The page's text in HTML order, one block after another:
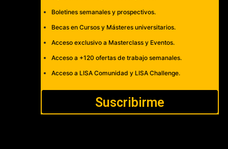
Boletines semanales y prospectivos.
Becas en Cursos y Másteres universitarios.
Acceso exclusivo a Masterclass y Eventos.
Acceso a +120 ofertas de trabajo semanales.
Acceso a LISA Comunidad y LISA Challenge.
Suscribirme